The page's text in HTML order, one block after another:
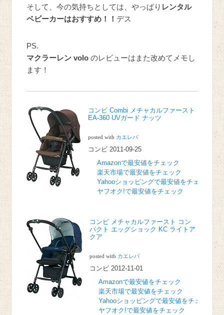
そして、今の気持ちとしては、やっぱり レンタル
ベビーカーはおすすめ！！ デス
PS.
マクラーレン voloのレビューはまた改めてメモし
ます！
コンビ Combi メチャカルファースト
EA-360 UVガード ナッツ
posted with カエレバ
コンビ 2011-09-25
Amazonで最安値をチェック
楽天市場で最安値をチェック
Yahooショッピングで最安値をチェック
ヤフオク!で最安値をチェック
コンビ メチャカルファースト コン
パクト エッグショック KC ライトア
クア
posted with カエレバ
コンビ 2012-11-01
Amazonで最安値をチェック
楽天市場で最安値をチェック
Yahooショッピングで最安値をチェック
ヤフオク!で最安値をチェック